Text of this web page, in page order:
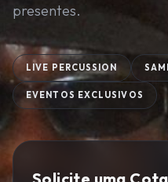
presentes.
LIVE PERCUSSION
EVENTOS EXCLUSIVOS
Solicite uma